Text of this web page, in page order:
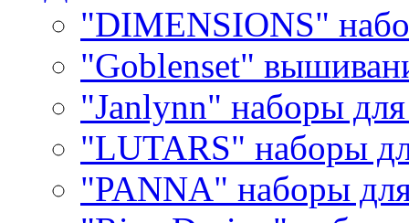
"DIMENSIONS"
"Goblenset"
"Janlynn" наборы
"LUTARS" наборы
"PANNA" наборы